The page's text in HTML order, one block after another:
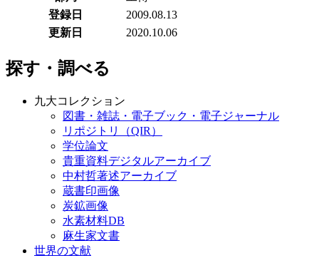
登録日
2009.08.13
更新日
2020.10.06
探す・調べる
九大コレクション
図書・雑誌・電子ブック・電子ジャーナル
リポジトリ（QIR）
学位論文
貴重資料デジタルアーカイブ
中村哲著述アーカイブ
蔵書印画像
炭鉱画像
水素材料DB
麻生家文書
世界の文献